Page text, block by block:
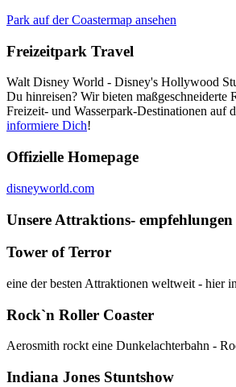
Park auf der Coastermap ansehen
Freizeitpark Travel
Walt Disney World - Disney's Hollywood
Du hinreisen? Wir bieten maßgeschneiderte
Freizeit- und Wasserpark-Destinationen auf
informiere Dich!
Offizielle Homepage
disneyworld.com
Unsere Attraktions- empfehlungen
Tower of Terror
eine der besten Attraktionen weltweit - hier
Rock`n Roller Coaster
Aerosmith rockt eine Dunkelachterbahn -
Indiana Jones Stuntshow